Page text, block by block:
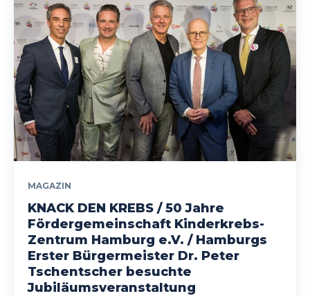
MAGAZIN
KNACK DEN KREBS / 50 Jahre
Fördergemeinschaft Kinderkrebs-
Zentrum Hamburg e.V. / Hamburgs
Erster Bürgermeister Dr. Peter
Tschentscher besuchte
Jubiläumsveranstaltung